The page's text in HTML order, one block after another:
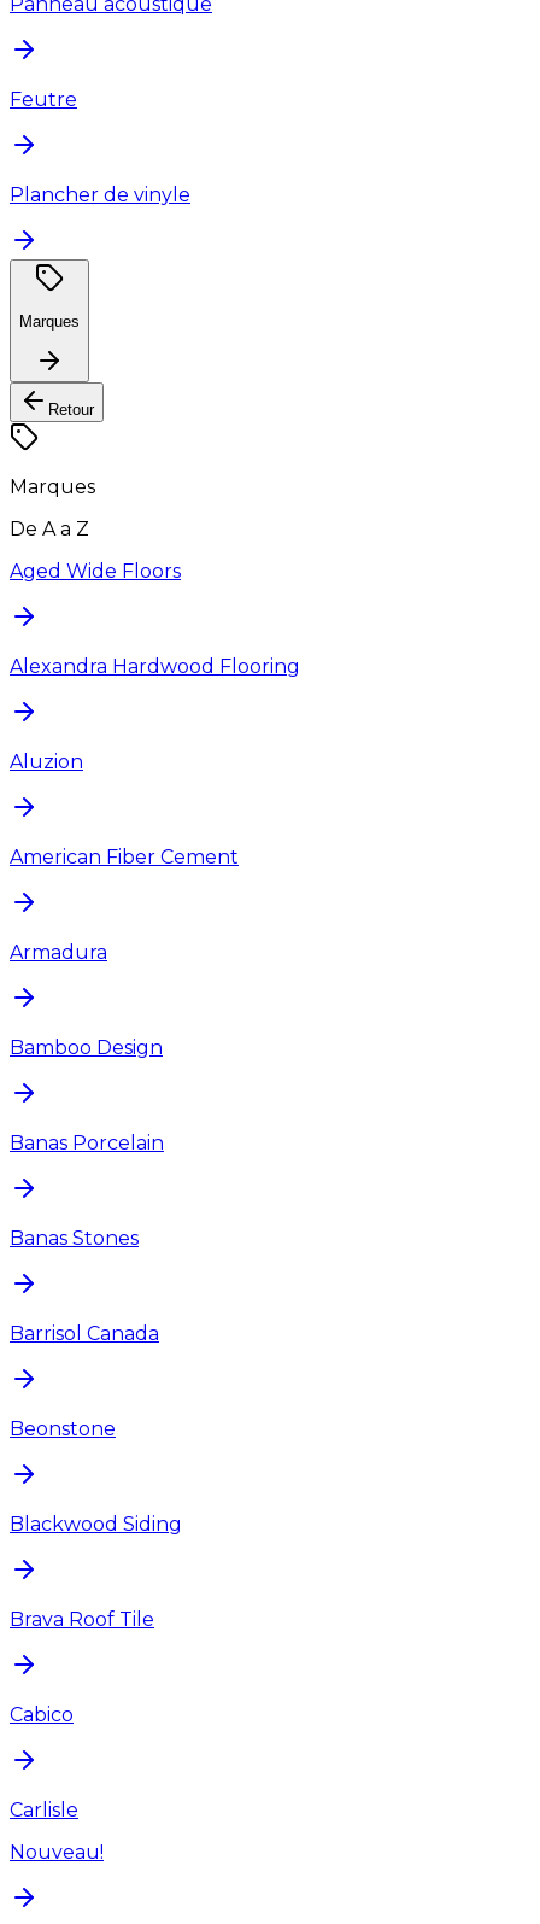
Panneau acoustique
Feutre
Plancher de vinyle
Marques
Retour
Marques
De A a Z
Aged Wide Floors
Alexandra Hardwood Flooring
Aluzion
American Fiber Cement
Armadura
Bamboo Design
Banas Porcelain
Banas Stones
Barrisol Canada
Beonstone
Blackwood Siding
Brava Roof Tile
Cabico
Carlisle
Nouveau!